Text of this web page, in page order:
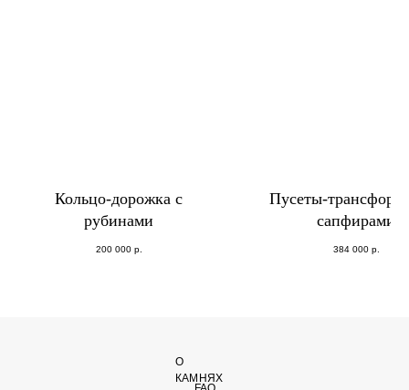
Кольцо-дорожка с
рубинами
200 000 р.
Пусеты-
сапфирами
384 000 р.
О
КАМНЯХ